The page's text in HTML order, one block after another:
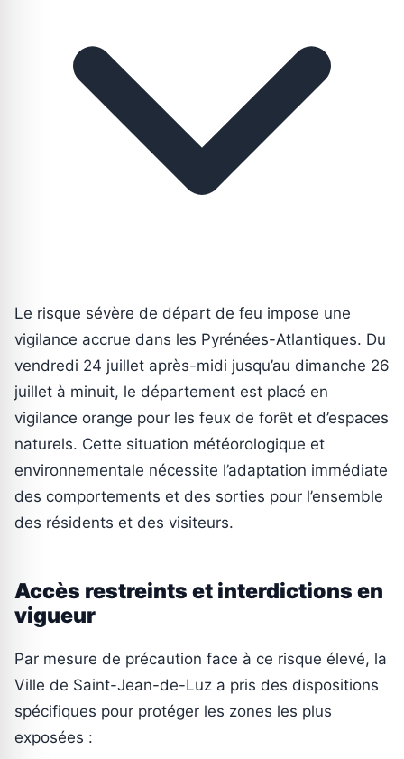
Le risque sévère de départ de feu impose une
vigilance accrue dans les Pyrénées-Atlantiques. Du
vendredi 24 juillet après-midi jusqu’au dimanche 26
juillet à minuit, le département est placé en
vigilance orange pour les feux de forêt et d’espaces
naturels. Cette situation météorologique et
environnementale nécessite l’adaptation immédiate
des comportements et des sorties pour l’ensemble
des résidents et des visiteurs.
Accès restreints et interdictions en
vigueur
Par mesure de précaution face à ce risque élevé, la
Ville de Saint-Jean-de-Luz a pris des dispositions
spécifiques pour protéger les zones les plus
exposées :